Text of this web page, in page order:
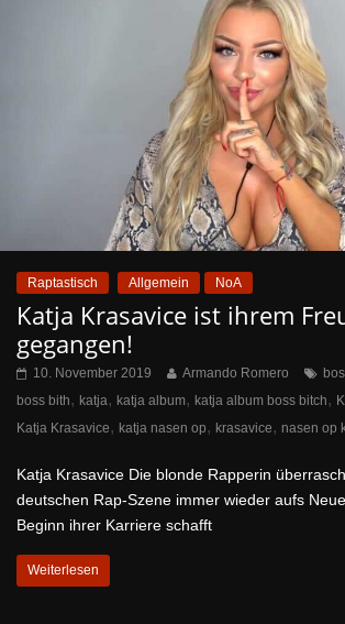
Raptastisch Allgemein NoA
Katja Krasavice ist ihrem
gegangen!
10. November 2019 Armando Romero
boss bith, katja, katja album, katja album boss bitch,
Katja Krasavice, katja nasen op, krasavice, nasen op
Katja Krasavice Die blonde Rapperin
deutschen Rap-Szene immer wieder aufs
Beginn ihrer Karriere schafft
Weiterlesen